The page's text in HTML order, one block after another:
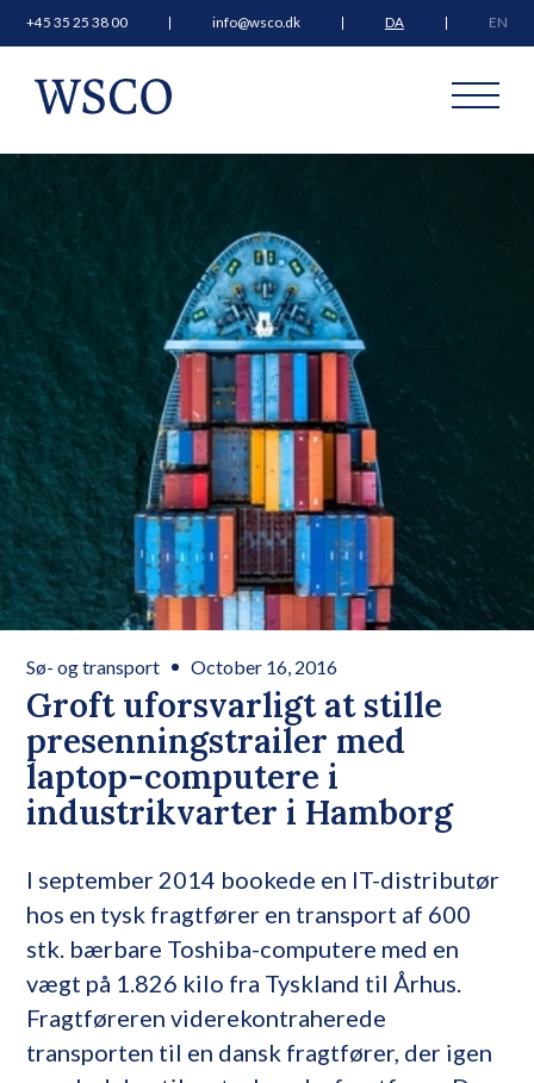
+45 35 25 38 00 info@wsco.dk DA EN
Groft uforsvarligt at stille
presenningstrailer med
laptop-computere i
industrikvarter i Hamborg
Sø- og transport October 16, 2016
I september 2014 bookede en IT-distributør
hos en tysk fragtfører en transport af 600
stk. bærbare Toshiba-computere med en
vægt på 1.826 kilo fra Tyskland til Århus.
Fragtføreren viderekontraherede
transporten til en dansk fragtfører, der igen